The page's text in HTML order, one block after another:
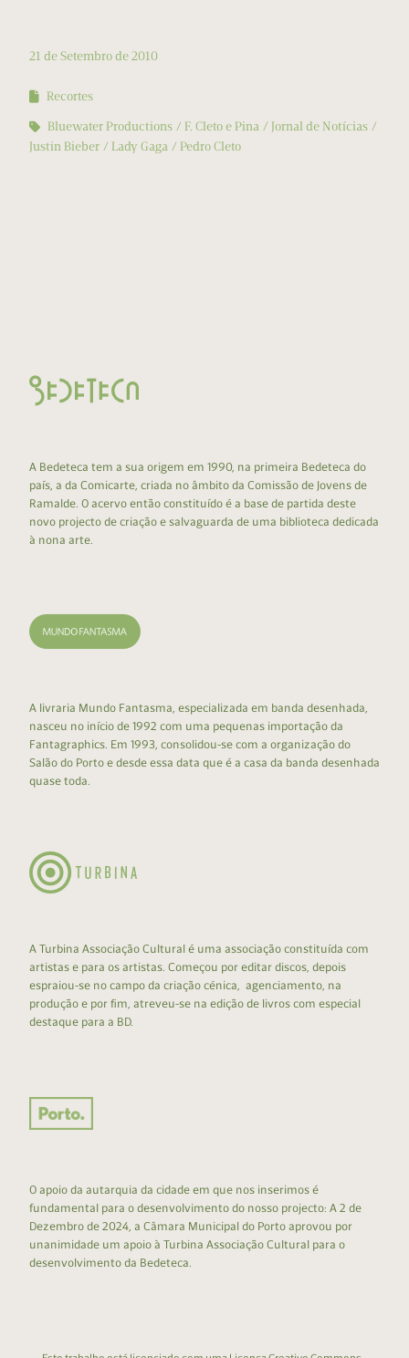
21 de Setembro de 2010
Recortes
Bluewater Productions
F. Cleto e Pina
Jornal de Notícias
Justin Bieber
Lady Gaga Pedro Cleto
A Bedeteca tem a sua origem em 1990, na primeira Bedeteca do
país, a da Comicarte, criada no âmbito da Comissão de Jovens de
Ramalde. O acervo então constituído é a base de partida deste
novo projecto de criação e salvaguarda de uma biblioteca dedicada
à nona arte.
A livraria Mundo Fantasma, especializada em banda desenhada,
nasceu no início de 1992 com uma pequenas importação da
Fantagraphics. Em 1993, consolidou-se com a organização do
Salão do Porto e desde essa data que é a casa da banda desenhada
quase toda.
A Turbina Associação Cultural é uma associação constituída com
artistas e para os artistas. Começou por editar discos, depois
espraiou-se no campo da criação cénica, agenciamento, na
produção e por fim, atreveu-se na edição de livros com especial
destaque para a BD.
O apoio da autarquia da cidade em que nos inserimos é
fundamental para o desenvolvimento do nosso projecto: A 2 de
Dezembro de 2024, a Câmara Municipal do Porto aprovou por
unanimidade um apoio à Turbina Associação Cultural para o
desenvolvimento da Bedeteca.